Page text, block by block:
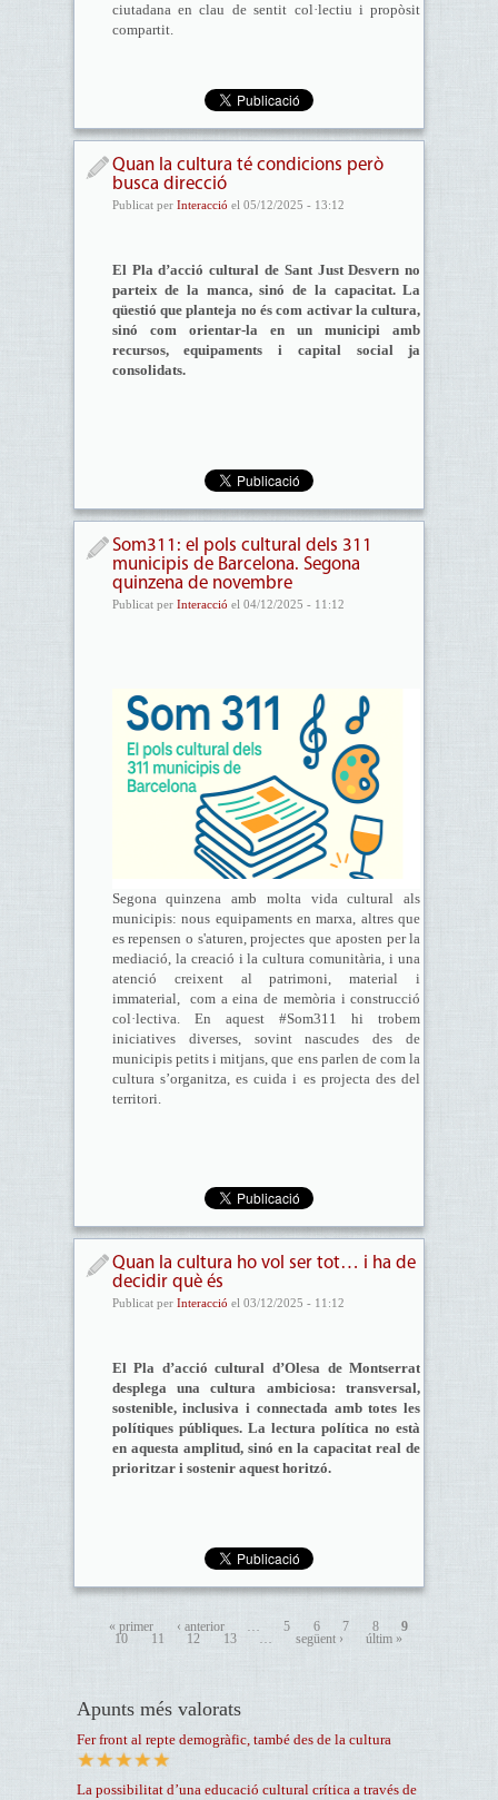
ciutadana en clau de sentit col·lectiu i propòsit
compartit.
Quan la cultura té condicions però
busca direcció
Publicat per Interacció el 05/12/2025 - 13:12
El Pla d’acció cultural de Sant Just Desvern no
parteix de la manca, sinó de la capacitat. La
qüestió que planteja no és com activar la cultura,
sinó com orientar-la en un municipi amb
recursos, equipaments i capital social ja
consolidats.
Som311: el pols cultural dels 311
municipis de Barcelona. Segona
quinzena de novembre
Publicat per Interacció el 04/12/2025 - 11:12
Segona quinzena amb molta vida cultural als
municipis: nous equipaments en marxa, altres que
es repensen o s'aturen, projectes que aposten per la
mediació, la creació i la cultura comunitària, i una
atenció creixent al patrimoni, material i
immaterial, com a eina de memòria i construcció
col·lectiva. En aquest #Som311 hi trobem
iniciatives diverses, sovint nascudes des de
municipis petits i mitjans, que ens parlen de com la
cultura s’organitza, es cuida i es projecta des del
territori.
Quan la cultura ho vol ser tot… i ha de
decidir què és
Publicat per Interacció el 03/12/2025 - 11:12
El Pla d’acció cultural d’Olesa de Montserrat
desplega una cultura ambiciosa: transversal,
sostenible, inclusiva i connectada amb totes les
polítiques públiques. La lectura política no està
en aquesta amplitud, sinó en la capacitat real de
prioritzar i sostenir aquest horitzó.
« primer ‹ anterior … 5 6 7 8
9
10
11 12 13 … següent › últim »
Apunts més valorats
Fer front al repte demogràfic, també des de la cultura
La possibilitat d’una educació cultural crítica a través de